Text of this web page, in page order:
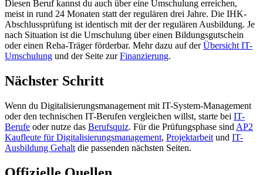
Diesen Beruf kannst du auch über eine Umschulung erreichen,
meist in rund 24 Monaten statt der regulären drei Jahre. Die IHK-
Abschlussprüfung ist identisch mit der der regulären Ausbildung. Je
nach Situation ist die Umschulung über einen Bildungsgutschein
oder einen Reha-Träger förderbar. Mehr dazu auf derÜbersicht IT-
Umschulung und der Seite zurFinanzierung.
Nächster Schritt
Wenn du Digitalisierungsmanagement mit IT-System-Management
oder den technischen IT-Berufen vergleichen willst, starte bei IT-
Berufe oder nutze das Berufsquiz. Für die Prüfungsphase sind AP2
Kaufleute für Digitalisierungsmanagement, Projektarbeit und IT-
Ausbildung Gehalt die passenden nächsten Seiten.